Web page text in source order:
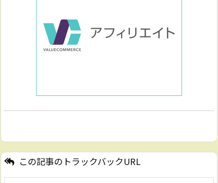
この記事のトラックバックURL